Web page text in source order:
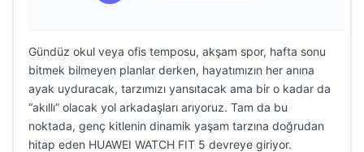
Gündüz okul veya ofis temposu, akşam spor, hafta sonu
bitmek bilmeyen planlar derken, hayatımızın her anına
ayak uyduracak, tarzımızı yansıtacak ama bir o kadar da
“akıllı” olacak yol arkadaşları arıyoruz. Tam da bu
noktada, genç kitlenin dinamik yaşam tarzına doğrudan
hitap eden HUAWEI WATCH FIT 5 devreye giriyor.